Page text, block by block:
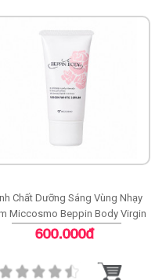
dưỡng giảm nám MICCOSMO
LABEL PLATINUM PLACENTA
WHITENING CREAM
690.000đ